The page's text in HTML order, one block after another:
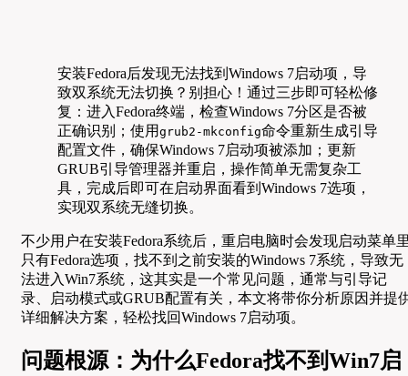
安装Fedora后发现无法找到Windows 7启动项，导
致双系统无法切换？别担心！通过三步即可轻松修
复：进入Fedora终端，检查Windows 7分区是否被
正确识别；使用 grub2-mkconfig命令重新生成引导
配置文件，确保Windows 7启动项被添加；更新
GRUB引导管理器并重启，操作简单无需复杂工
具，完成后即可在启动界面看到Windows 7选项，
实现双系统无缝切换。
不少用户在安装Fedora系统后，重启电脑时会发现启动菜单
只有Fedora选项，找不到之前安装的Windows 7系统，导致无
法进入Win7系统，这其实是一个常见问题，通常与引导记
录、启动模式或GRUB配置有关，本文将带你分析原因并提
详细解决方案，轻松找回Windows 7启动项。
问题根源：为什么Fedora找不到Win7启